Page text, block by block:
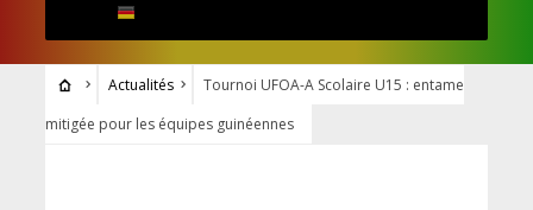
Actualités
Tournoi UFOA-A Scolaire U15 : entame
mitigée pour les équipes guinéennes